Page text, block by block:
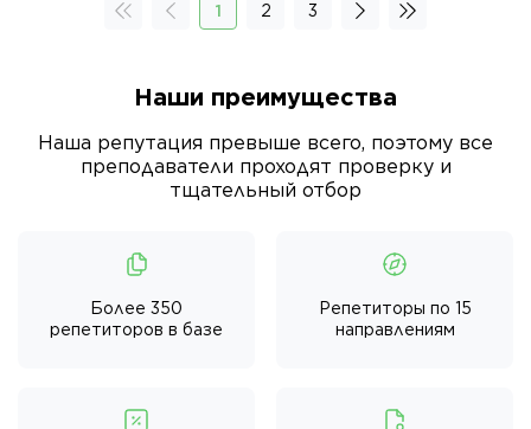
1 2 3
Наши преимущества
Наша репутация превыше всего, поэтому все
преподаватели проходят проверку и
тщательный отбор
Более 350
репетиторов в базе
Репетиторы по 15
направлениям